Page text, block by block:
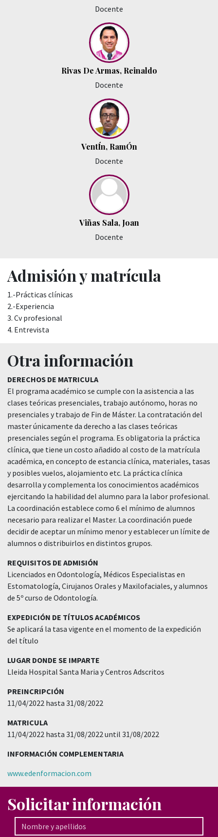
Docente
Rivas De Armas, Reinaldo
Docente
VentÍn, RamÓn
Docente
Viñas Sala, Joan
Docente
Admisión y matrícula
1.-Prácticas clínicas
2.-Experiencia
3. Cv profesional
4. Entrevista
Otra información
DERECHOS DE MATRICULA
El programa académico se cumple con la asistencia a las
clases teóricas presenciales, trabajo autónomo, horas no
presenciales y trabajo de Fin de Máster. La contratación del
master únicamente da derecho a las clases teóricas
presenciales según el programa. Es obligatoria la práctica
clínica, que tiene un costo añadido al costo de la matrícula
académica, en concepto de estancia clínica, materiales, tasas
y posibles vuelos, alojamiento etc. La práctica clínica
desarrolla y complementa los conocimientos académicos
ejercitando la habilidad del alumno para la labor profesional.
La coordinación establece como 6 el mínimo de alumnos
necesario para realizar el Master. La coordinación puede
decidir de aceptar un mínimo menor y establecer un límite de
alumnos o distribuirlos en distintos grupos.
REQUISITOS DE ADMISIÓN
Licenciados en Odontología, Médicos Especialistas en
Estomatología, Cirujanos Orales y Maxilofaciales, y alumnos
de 5º curso de Odontología.
EXPEDICIÓN DE TÍTULOS ACADÉMICOS
Se aplicará la tasa vigente en el momento de la expedición
del título
LUGAR DONDE SE IMPARTE
Lleida Hospital Santa Maria y Centros Adscritos
PREINCRIPCIÓN
11/04/2022 hasta 31/08/2022
MATRICULA
11/04/2022 hasta 31/08/2022 until 31/08/2022
INFORMACIÓN COMPLEMENTARIA
www.edenformacion.com
Solicitar información